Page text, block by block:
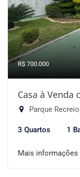
R$ 700.000
Casa à Venda
Parque
3 Quartos 1
Mais informações